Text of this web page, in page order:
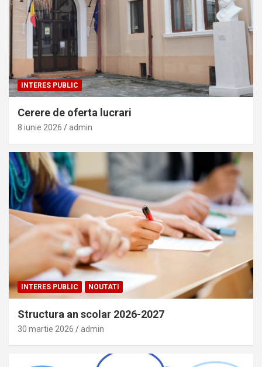
INTERES PUBLIC
Cerere de oferta lucrari
8 iunie 2026 admin
INTERES PUBLIC NOUTATI
Structura an scolar 2026-2027
30 martie 2026 admin